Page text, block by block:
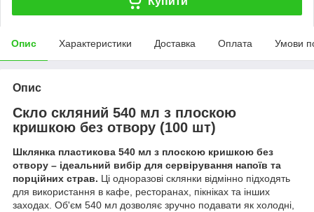
Опис Характеристики Доставка Оплата Умови
Опис
Скло скляний 540 мл з плоскою
кришкою без отвору (100 шт)
Шклянка пластикова 540 мл з плоскою кришкою без
отвору – ідеальний вибір для сервірування напоїв та
порційних страв. Ці одноразові склянки відмінно підходять
для використання в кафе, ресторанах, пікніках та інших
заходах. Об'єм 540 мл дозволяє зручно подавати як холодні,